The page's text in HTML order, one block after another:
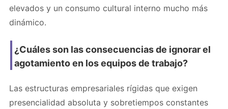
elevados y un consumo cultural interno mucho más
dinámico.
¿Cuáles son las consecuencias de ignorar el
agotamiento en los equipos de trabajo?
Las estructuras empresariales rígidas que exigen
presencialidad absoluta y sobretiempos constantes